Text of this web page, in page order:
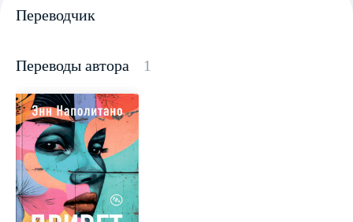
Переводчик
Переводы автора 1